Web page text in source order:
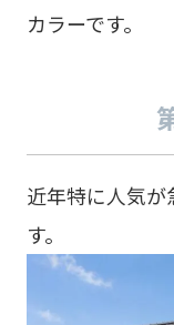
カラーです。
近年特に人気
す。